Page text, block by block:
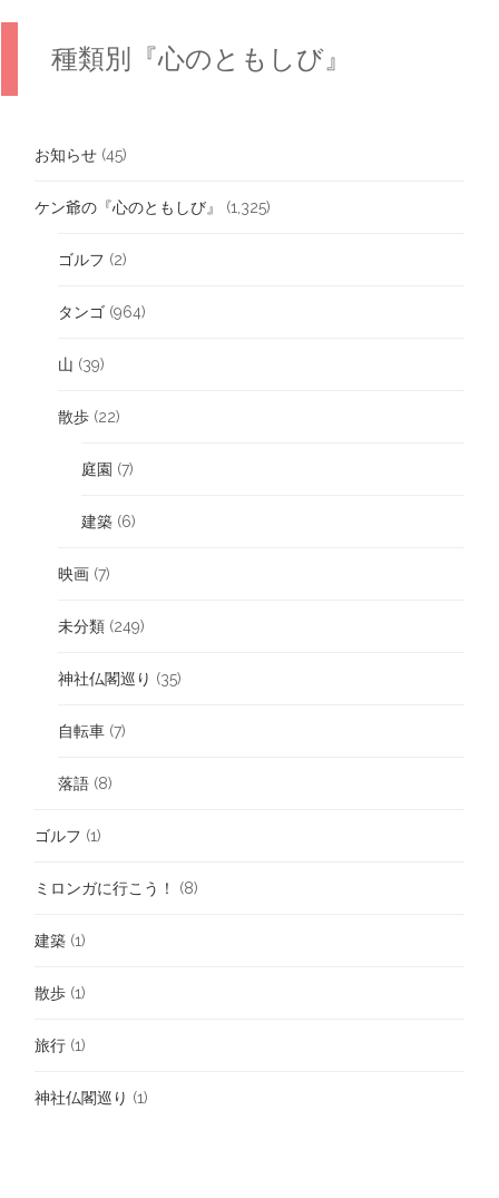
種類別『心のともしび』
お知らせ (45)
ケン爺の『心のともしび』 (1,325)
ゴルフ (2)
タンゴ (964)
山 (39)
散歩 (22)
庭園 (7)
建築 (6)
映画 (7)
未分類 (249)
神社仏閣巡り (35)
自転車 (7)
落語 (8)
ゴルフ (1)
ミロンガに行こう！ (8)
建築 (1)
散歩 (1)
旅行 (1)
神社仏閣巡り (1)